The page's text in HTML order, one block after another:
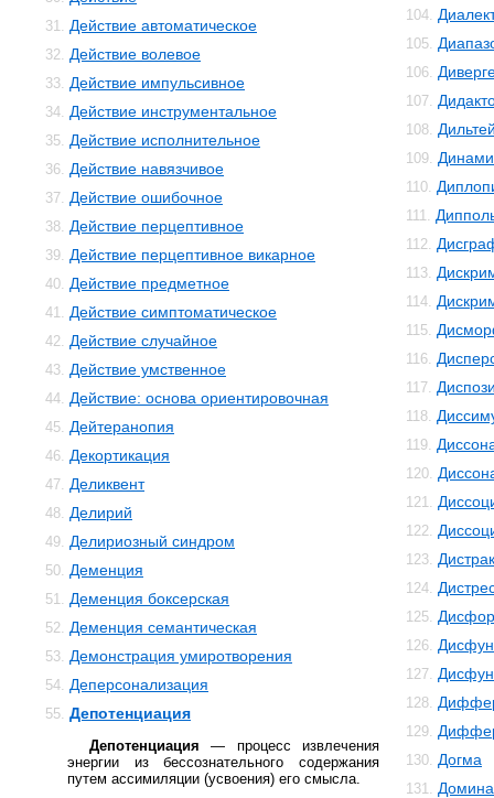
31. Действие автоматическое
32. Действие волевое
33. Действие импульсивное
34. Действие инструментальное
35. Действие исполнительное
36. Действие навязчивое
37. Действие ошибочное
38. Действие перцептивное
39. Действие перцептивное викарное
40. Действие предметное
41. Действие симптоматическое
42. Действие случайное
43. Действие умственное
44. Действие: основа ориентировочная
45. Дейтеранопия
46. Декортикация
47. Деликвент
48. Делирий
49. Делириозный синдром
50. Деменция
51. Деменция боксерская
52. Деменция семантическая
53. Демонстрация умиротворения
54. Деперсонализация
55. Депотенциация
Депотенциация — процесс извлечения
энергии из бессознательного содержания
путем ассимиляции (усвоения) его смысла.
104.
105.
106.
107.
108.
109.
110.
111.
112.
113.
114.
115.
116.
117.
118.
119.
120.
121.
122.
123.
124.
125.
126.
127.
128.
129.
130. Догма
131.